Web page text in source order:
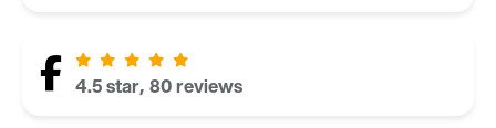
4.5 star, 80 reviews